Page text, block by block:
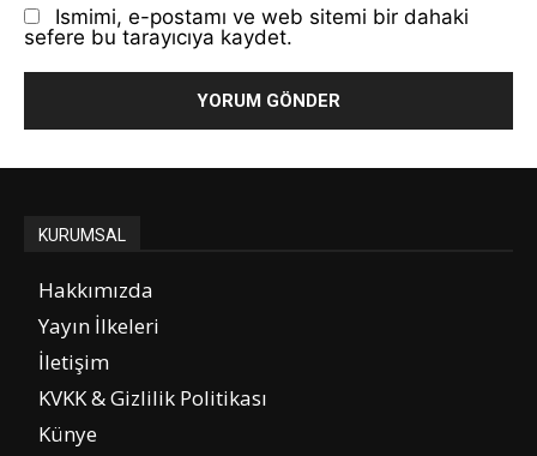
Ismimi, e-postamı ve web sitemi bir dahaki
sefere bu tarayıcıya kaydet.
KURUMSAL
Hakkımızda
Yayın İlkeleri
İletişim
KVKK & Gizlilik Politikası
Künye